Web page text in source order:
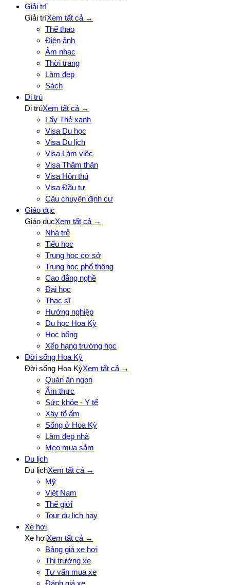
Giải trí
Giải tríXem tất cả →
Thể thao
Điện ảnh
Âm nhạc
Thời trang
Làm đẹp
Sách
Di trú
Di trúXem tất cả →
Lấy Thẻ xanh
Visa Du học
Visa Du lịch
Visa Làm việc
Visa Thăm thân
Visa Hôn thú
Visa Đầu tư
Câu chuyện định cư
Giáo dục
Giáo dụcXem tất cả →
Nhà trẻ
Tiểu học
Trung học cơ sở
Trung học phổ thông
Cao đẳng nghề
Đại học
Thạc sĩ
Hướng nghiệp
Du học Hoa Kỳ
Học bổng
Xếp hạng trường học
Đời sống Hoa Kỳ
Đời sống Hoa KỳXem tất cả →
Quán ăn ngon
Ẩm thực
Sức khỏe - Y tế
Xây tổ ấm
Sống ở Hoa Kỳ
Làm đẹp nhà
Mẹo mua sắm
Du lịch
Du lịchXem tất cả →
Mỹ
Việt Nam
Thế giới
Tour du lịch hay
Xe hơi
Xe hơiXem tất cả →
Bảng giá xe hơi
Thị trường xe
Tư vấn mua xe
Đánh giá xe